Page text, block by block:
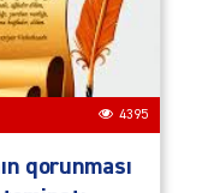
4395
qorunması